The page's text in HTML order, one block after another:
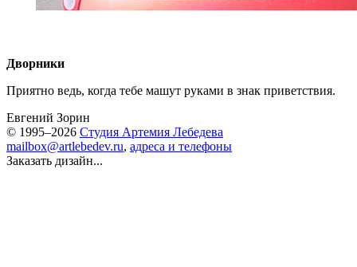
Дворники
Приятно ведь, когда тебе машут руками в знак приветствия.
Евгений Зорин
© 1995–2026 Студия Артемия Лебедева
mailbox@artlebedev.ru, адреса и телефоны
Заказать дизайн...